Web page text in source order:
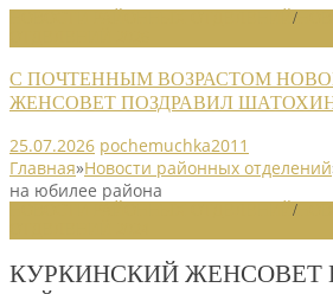
/
С ПОЧТЕННЫМ ВОЗРАСТОМ
ЖЕНСОВЕТ ПОЗДРАВИЛ
25.07.2026 pochemuchka2011
Главная»Новости районных отделений
на юбилее района
/
КУРКИНСКИЙ ЖЕНСОВЕТ